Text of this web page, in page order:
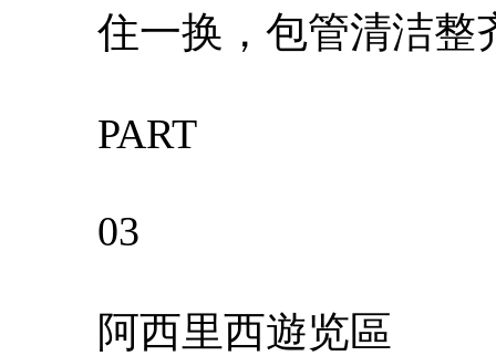
住一换，包管清洁整
PART
03
阿西里西遊览區